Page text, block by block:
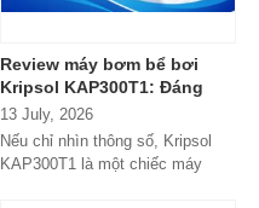
Review máy bơm bể bơi
Kripsol KAP300T1: Đáng
đầu tư cho hồ bơi thương
mại?
13 July, 2026
Nếu chỉ nhìn thông số, Kripsol
KAP300T1 là một chiếc máy